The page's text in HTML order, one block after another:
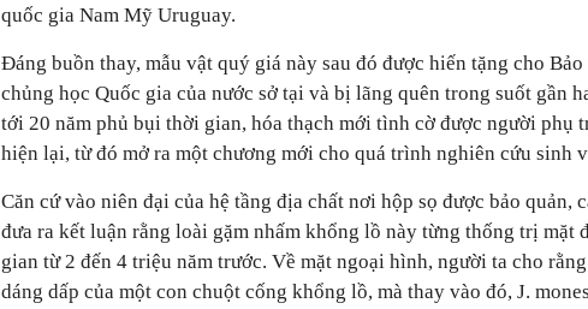
quốc gia Nam Mỹ Uruguay.
Đáng buồn thay, mẫu vật quý giá này sau đó được hiến tặng cho
chủng học Quốc gia của nước sở tại và bị lãng quên trong suốt gần
tới 20 năm phủ bụi thời gian, hóa thạch mới tình cờ được người phụ
hiện lại, từ đó mở ra một chương mới cho quá trình nghiên cứu sinh
Căn cứ vào niên đại của hệ tầng địa chất nơi hộp sọ được bảo quản,
đưa ra kết luận rằng loài gặm nhấm khổng lồ này từng thống trị mặt
gian từ 2 đến 4 triệu năm trước. Về mặt ngoại hình, người ta cho
dáng dấp của một con chuột cống khổng lồ, mà thay vào đó, J.